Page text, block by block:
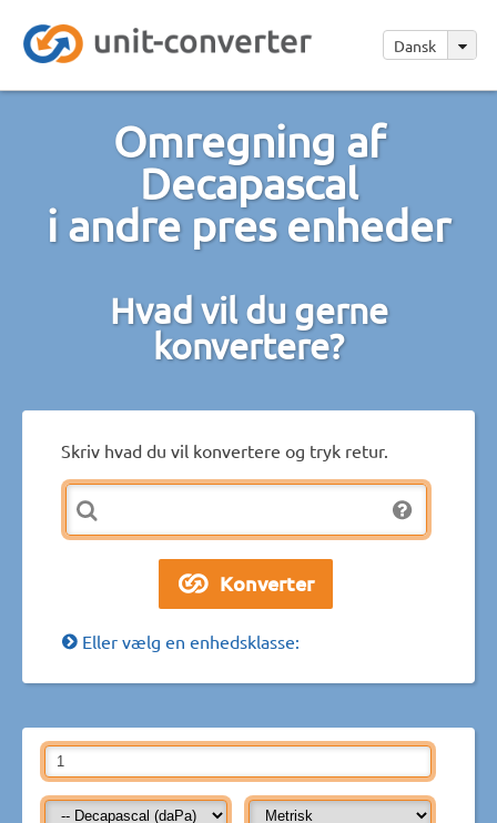
Dansk
Omregning af
Decapascal
i andre pres enheder
Hvad vil du gerne
konvertere?
Skriv hvad du vil konvertere og tryk retur.
Eller vælg en enhedsklasse: